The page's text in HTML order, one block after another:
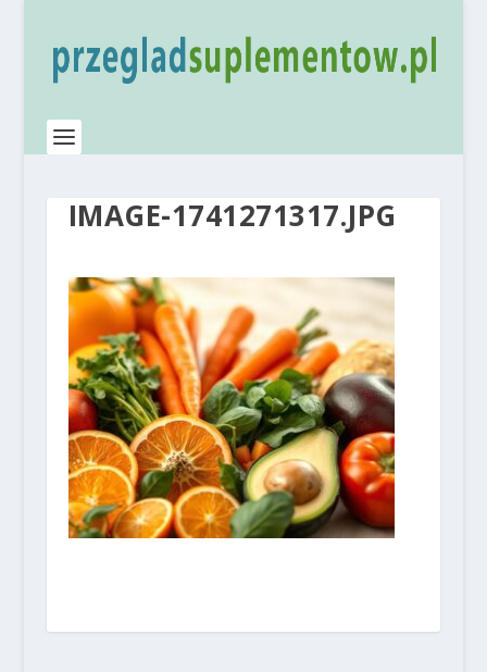
IMAGE-1741271317.JPG